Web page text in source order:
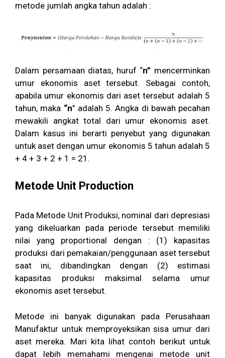
metode jumlah angka tahun adalah :
Dalam persamaan diatas, huruf “n” mencerminkan
umur ekonomis aset tersebut. Sebagai contoh,
apabila umur ekonomis dari aset tersebut adalah 5
tahun, maka “n” adalah 5. Angka di bawah pecahan
mewakili angkat total dari umur ekonomis aset.
Dalam kasus ini berarti penyebut yang digunakan
untuk aset dengan umur ekonomis 5 tahun adalah 5
+ 4 + 3 + 2 + 1 = 21.
Metode Unit Production
Pada Metode Unit Produksi, nominal dari depresiasi
yang dikeluarkan pada periode tersebut memiliki
nilai yang proportional dengan : (1) kapasitas
produksi dari pemakaian/penggunaan aset tersebut
saat ini, dibandingkan dengan (2) estimasi
kapasitas produksi maksimal selama umur
ekonomis aset tersebut.
Metode ini banyak digunakan pada Perusahaan
Manufaktur untuk memproyeksikan sisa umur dari
aset mereka. Mari kita lihat contoh berikut untuk
dapat lebih memahami mengenai metode unit